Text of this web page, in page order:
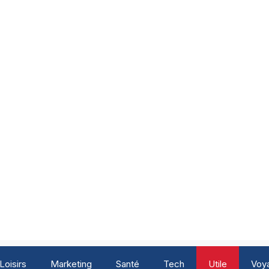
Loisirs Marketing Santé Tech Utile